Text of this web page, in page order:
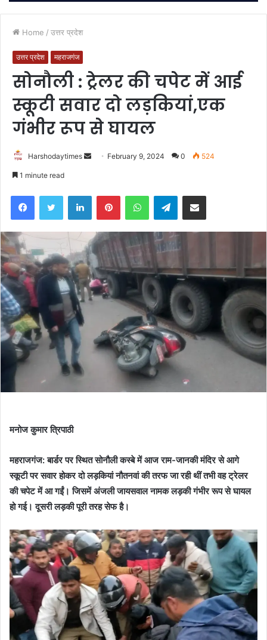
Home / उत्तर प्रदेश
उत्तर प्रदेश महराजगंज
सोनौली : ट्रेलर की चपेट में आई
स्कूटी सवार दो लड़कियां,एक
गंभीर रूप से घायल
Harshodaytimes
Send February 9, 2024 0 524
1 minute read
FacebookTwitter LinkedInPinterestWhatsAppTelegramShare via Email
मनोज कुमार त्रिपाठी
महराजगंज: बार्डर पर स्थित सोनौली कस्बे में आज राम-जानकी मंदिर से आगे
स्कूटी पर सवार होकर दो लड़कियां नौतनवां की तरफ जा रही थीं तभी वह ट्रेलर
की चपेट में आ गईं। जिसमें अंजली जायसवाल नामक लड़की गंभीर रूप से घायल
हो गई। दूसरी लड़की पूरी तरह सेफ है।